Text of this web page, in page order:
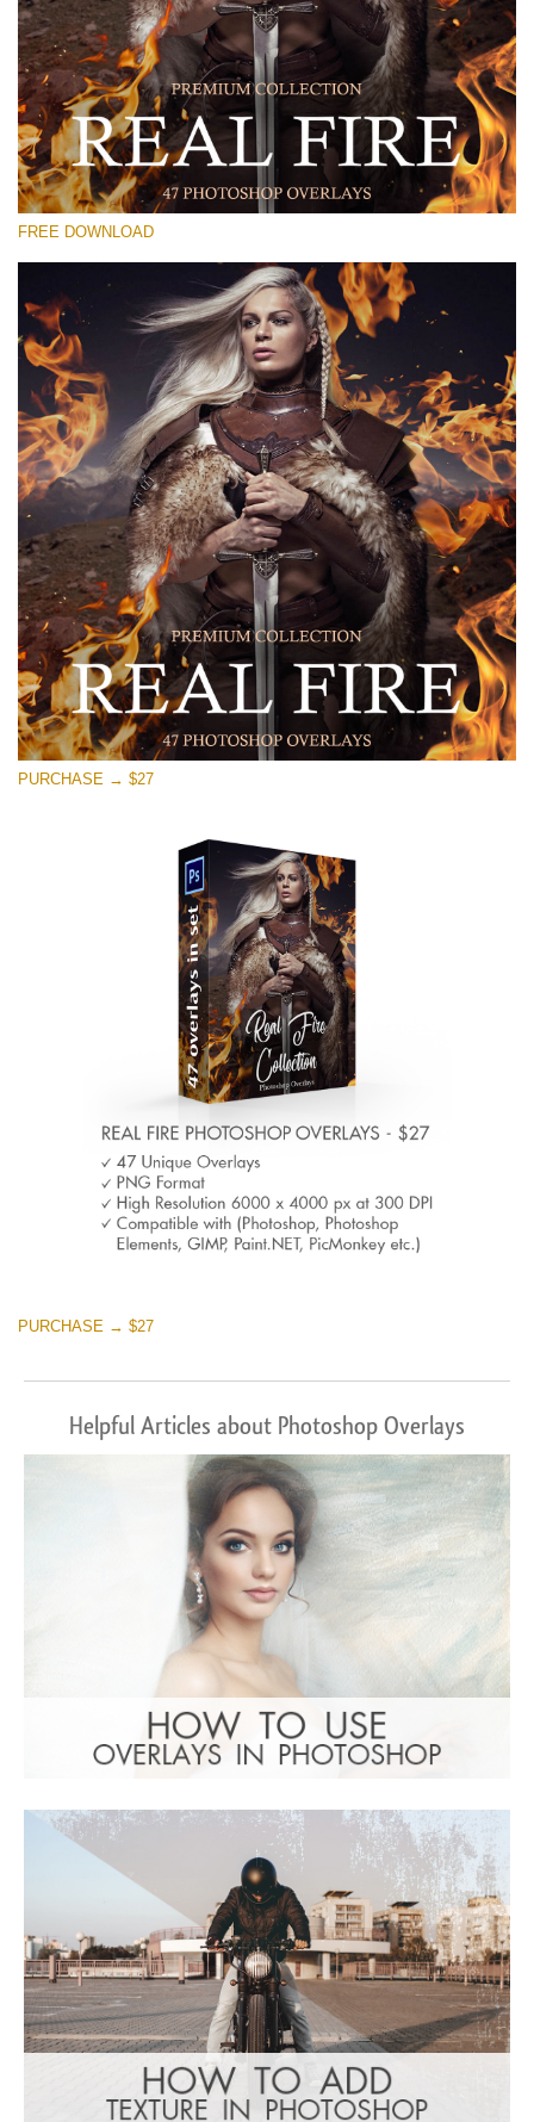
Prosím vyberte
Free Fire Overlay #30
Small 800*533px
Real Fire
(47 Overlays)
Light Sparkling
(740 Overlays)
Large 6000*4000px
Entire Collection
(1783 Overlays)
Large 6000*4000px
Stažení zdarma
FREE DOWNLOAD
PURCHASE → $27
PURCHASE → $27
Helpful Articles about Photoshop Overlays